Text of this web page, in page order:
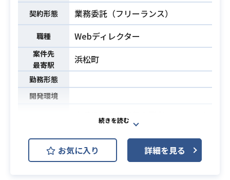
契約形態 業務委託（フリーランス）
職種 Webディレクター
案件先
最寄駅
浜松町
勤務形態
開発環境
業務内容
大手携帯電話通信事業者にてWEBま
たはアプリ制作業務のディレクショ
ンに携わって頂きます
【案件詳細】
お気に入り 詳細を見る